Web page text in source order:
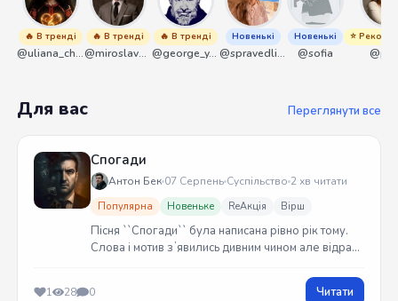
🔥 В тренді
@uliana_chernenko
🔥 В тренді
@miroslavmaniyk
🔥 В тренді
@george_y_lawlett
Новенькі
@spravedliwa
Новенькі
@sofia
⭐
Для вас Переглянути все
Спогади
Антон Бек 07 Серпень Суспільство 2 хв читати
Популярна Новеньке ReАкція Вірш
Пісня ``Спогади`` була написана рівно рік тому.
Слова і мотив зʼявились дивним чином але відразу
1 28 0 Читати